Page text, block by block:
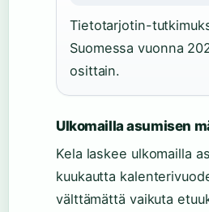
Tietotarjotin-
Suomessa vuonna
osittain.
Ulkomailla asumisen
Kela laskee ulkomailla
kuukautta
välttämättä vaikuta